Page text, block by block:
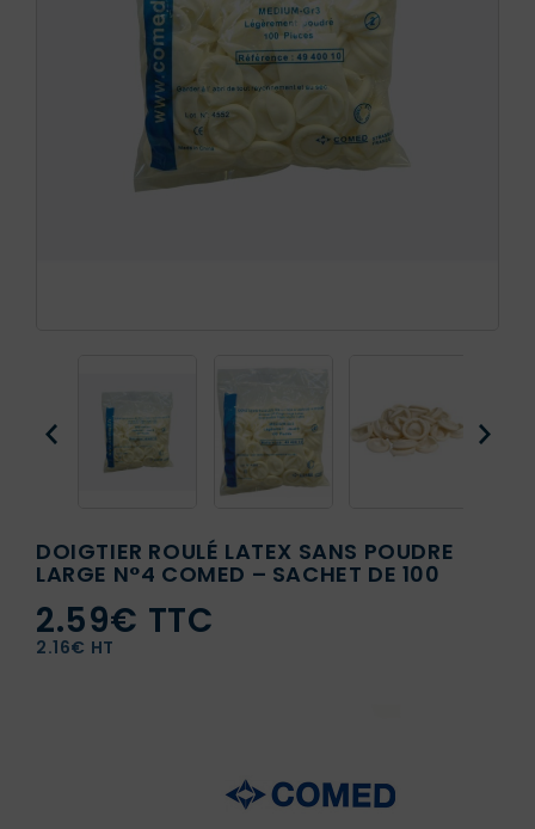
DOIGTIER ROULÉ LATEX SANS POUDRE
LARGE N°4 COMED – SACHET DE 100
2.59€ TTC
2.16€ HT